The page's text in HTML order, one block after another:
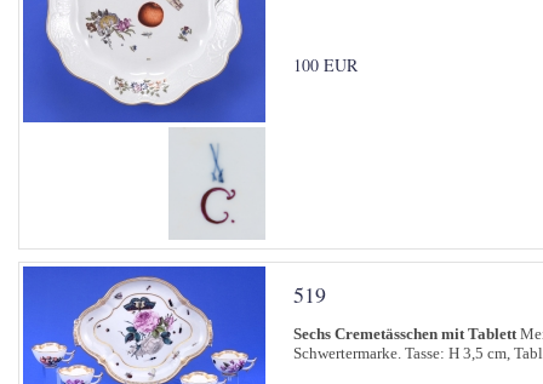
100 EUR
519
Sechs Cremetässchen mit Tablett
Schwertermarke. Tasse: H 3,5 cm,